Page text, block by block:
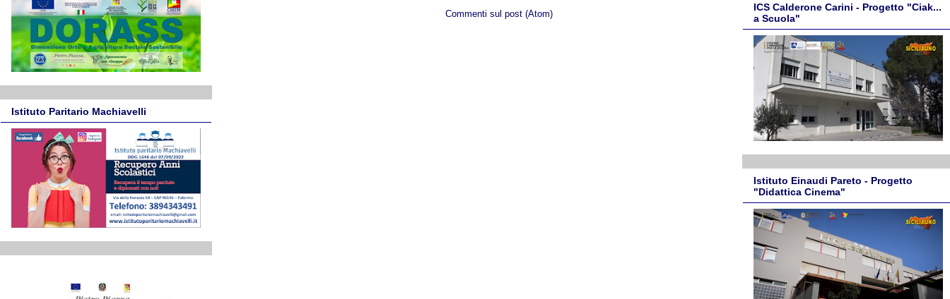
Commenti sul post (Atom)
Istituto Paritario Machiavelli
ICS Calderone Carini - Progetto "Ciak...
a Scuola"
Istituto Einaudi Pareto - Progetto
"Didattica Cinema"